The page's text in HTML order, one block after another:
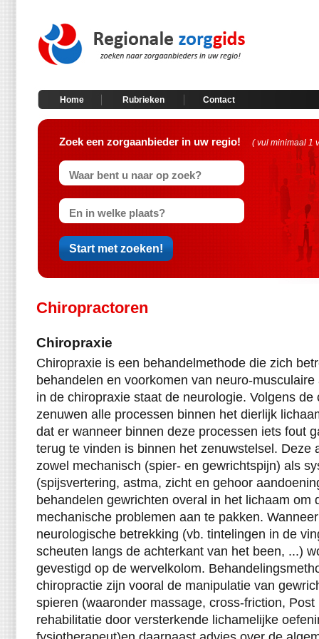
Home Rubrieken Contact
Zoek een zorgaanbieder in uw regio! ( vul minimaal 1
Chiropractoren
Chiropraxie
Chiropraxie is een behandelmethode die zich
behandelen en voorkomen van neuro-
in de chiropraxie staat de neurologie. Volgens
zenuwen alle processen binnen het dierlijk
dat er wanneer binnen deze processen iets fout
terug te vinden is binnen het zenuwstelsel. Deze
zowel mechanisch (spier- en gewrichtspijn) als
(spijsvertering, astma, zicht en gehoor
behandelen gewrichten overal in het lichaam om
mechanische problemen aan te pakken.
neurologische betrekking (vb. tintelingen in de
scheuten langs de achterkant van het been, ...)
gevestigd op de wervelkolom.
chiropractie zijn vooral de manipulatie van
spieren (waaronder massage, cross-friction,
rehabilitatie door versterkende lichamelijke